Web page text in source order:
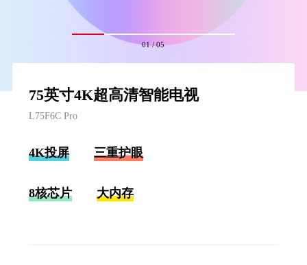
01/05
75英寸4K超高清智能电视
L75F6C Pro
4K投屏 三重护眼
8核芯片 大内存